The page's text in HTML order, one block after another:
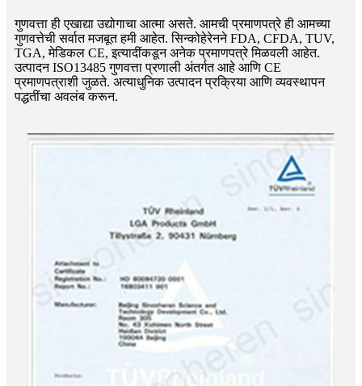
गुणवत्ता ही एखाद्या उद्योगाचा आत्मा असते. आमची प्रमाणपत्रे ही आमच्या
गुणवत्तेची सर्वात मजबूत हमी आहेत. सिन्कोहेरेनने FDA, CFDA, TUV,
TGA, मेडिकल CE, इत्यादींकडून अनेक प्रमाणपत्रे मिळवली आहेत.
उत्पादन ISO13485 गुणवत्ता प्रणाली अंतर्गत आहे आणि CE
प्रमाणपत्राशी जुळते. अत्याधुनिक उत्पादन प्रक्रिया आणि व्यवस्थापन
पद्धतींचा अवलंब करून.